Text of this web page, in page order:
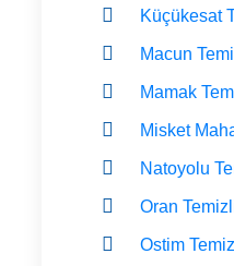
Küçükesat
Macun
Mamak
Misket
Natoyolu
Oran
Ostim